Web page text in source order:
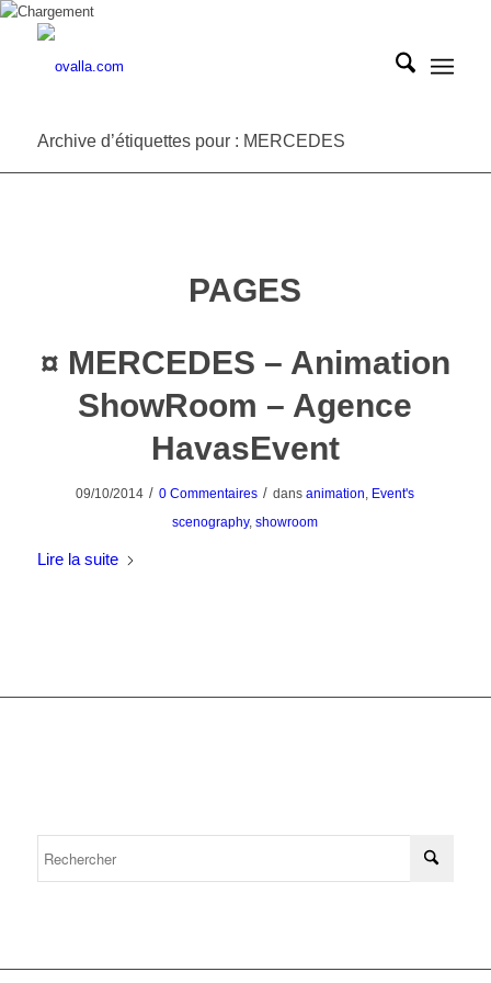
Archive d’étiquettes pour : MERCEDES
PAGES
¤ MERCEDES – Animation
ShowRoom – Agence
HavasEvent
09/10/2014 / 0 Commentaires / dansanimation, Event's
scenography,showroom
Lire la suite